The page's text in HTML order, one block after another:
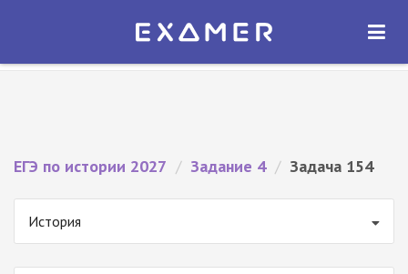
Экзамер — ЕГЭ 2027
ОТКРЫТЬ
ЕГЭ по истории 2027 / Задание 4 / Задача 154
История